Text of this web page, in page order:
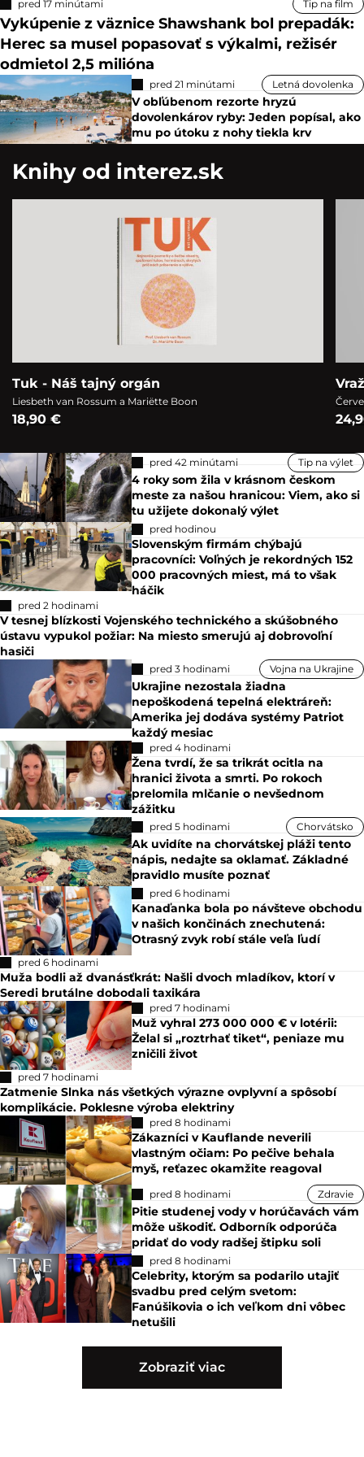
pred 17 minútami Tip na film
Vykúpenie z väznice Shawshank bol prepadák:
Herec sa musel popasovať s výkalmi, režisér
odmietol 2,5 milióna
pred 21 minútami Letná dovolenka
V obľúbenom rezorte hryzú
dovolenkárov ryby: Jeden popísal, ako
mu po útoku z nohy tiekla krv
Knihy od interez.sk
Tuk - Náš tajný orgán
Liesbeth van Rossum a Mariëtte Boon
18,90 €
pred 42 minútami Tip na výlet
4 roky som žila v krásnom českom
meste za našou hranicou: Viem, ako si
tu užijete dokonalý výlet
pred hodinou
Slovenským firmám chýbajú
pracovníci: Voľných je rekordných 152
000 pracovných miest, má to však
háčik
pred 2 hodinami
V tesnej blízkosti Vojenského technického a skúšobného
ústavu vypukol požiar: Na miesto smerujú aj dobrovoľní
hasiči
pred 3 hodinami Vojna na Ukrajine
Ukrajine nezostala žiadna
nepoškodená tepelná elektráreň:
Amerika jej dodáva systémy Patriot
každý mesiac
pred 4 hodinami
Žena tvrdí, že sa trikrát ocitla na
hranici života a smrti. Po rokoch
prelomila mlčanie o nevšednom
zážitku
pred 5 hodinami Chorvátsko
Ak uvidíte na chorvátskej pláži tento
nápis, nedajte sa oklamať. Základné
pravidlo musíte poznať
pred 6 hodinami
Kanaďanka bola po návšteve obchodu
v našich končinách znechutená:
Otrasný zvyk robí stále veľa ľudí
pred 6 hodinami
Muža bodli až dvanásťkrát: Našli dvoch mladíkov, ktorí v
Seredi brutálne dobodali taxikára
pred 7 hodinami
Muž vyhral 273 000 000 € v lotérii:
Želal si „roztrhať tiket“, peniaze mu
zničili život
pred 7 hodinami
Zatmenie Slnka nás všetkých výrazne ovplyvní a spôsobí
komplikácie. Poklesne výroba elektriny
pred 8 hodinami
Zákazníci v Kauflande neverili
vlastným očiam: Po pečive behala
myš, reťazec okamžite reagoval
pred 8 hodinami Zdravie
Pitie studenej vody v horúčavách vám
môže uškodiť. Odborník odporúča
pridať do vody radšej štipku soli
pred 8 hodinami
Celebrity, ktorým sa podarilo utajiť
svadbu pred celým svetom:
Fanúšikovia o ich veľkom dni vôbec
netušili
Zobraziť viac